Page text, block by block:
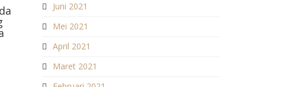
Juni 2021
Mei 2021
April 2021
Maret 2021